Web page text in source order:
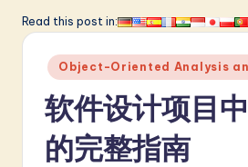
li
Read this post in:
Posted
in
Object-Oriented Analysis
软件设计项目
的完整指南